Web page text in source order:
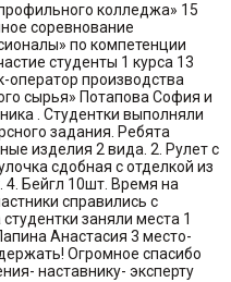
колледжа» 15
соревнование
по компетенции
студенты 1 курса 13
оператор производства
сырья» Потапова София и
. Студентки выполняли
задания. Ребята
изделия 2 вида. 2. Рулет с
сдобная с отделкой из
4. Бейгл 10шт. Время на
справились с
заняли места 1
Анастасия 3 место-
Огромное спасибо
наставнику- эксперту